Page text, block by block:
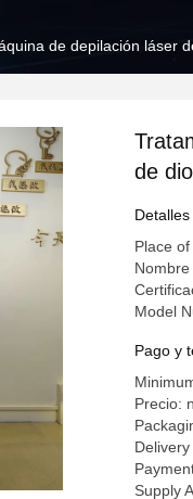
de depilación láser
de
Place
Model
Pago y
Precio:
Supply